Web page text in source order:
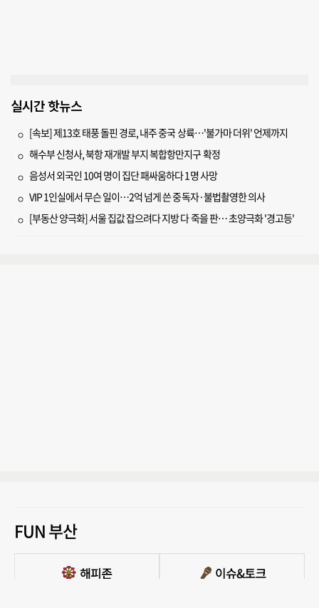
실시간 핫뉴스
[속보] 제13호 태풍 돌핀 경로, 내주 중국 상륙…'불가마 더위' 언제까지
해수부 신청사, 북항 재개발 부지 복합항만지구 확정
음성서 외국인 10여 명이 집단 패싸움하다 1명 사망
VIP 1인실에서 무슨 일이…2억 넘게 쓴 중독자·불법촬영한 의사
[부동산 양극화] 서울 집값 잡으려다 지방 다 죽을 판… 초양극화 '경고등'
FUN 부산